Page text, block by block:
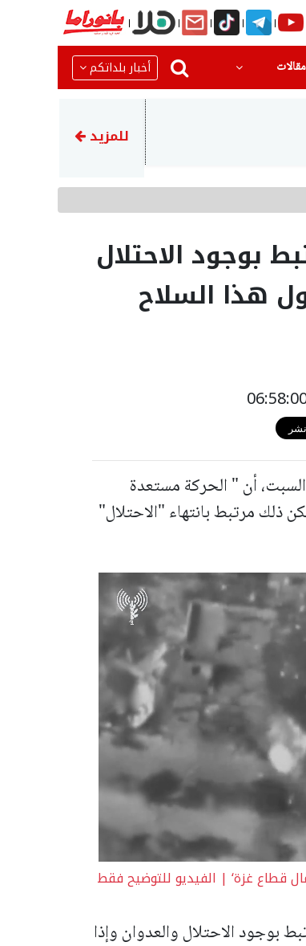
مقالات أخبار بلداتكم
رضيع بحالة حرجةبعد تعرضه
للمزيد
بوجود الاحتلال
هذا السلاح
أن " الحركة مستعدة
ذلك مرتبط بانتهاء "الاحتلال"
قطاع غزة‘ | الفيديو للتوضيح فقط
بوجود الاحتلال والعدوان وإذا